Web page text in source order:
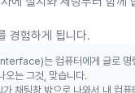
경험하게 됩니다.
는 컴퓨터에게 글로 명
오는 그것, 맞습니다.
채팅창 밖으로 나와서 내 컴퓨